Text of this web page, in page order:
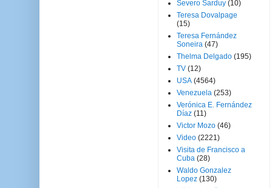
Severo Sarduy (10)
Teresa Dovalpage
(15)
Teresa Fernández
Soneira (47)
Thelma Delgado (195)
TV (12)
USA (4564)
Venezuela (253)
Verónica E. Fernández
Díaz (11)
Victor Mozo (46)
Video (2221)
Visita de Francisco a
Cuba (28)
Waldo Gonzalez
Lopez (130)